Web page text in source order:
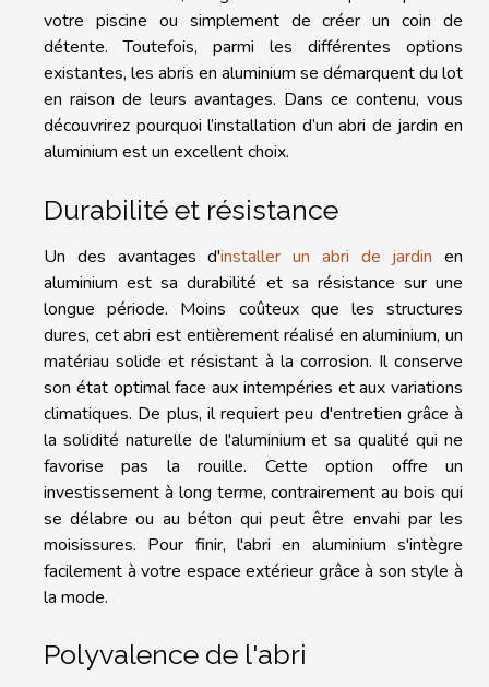
votre piscine ou simplement de créer un coin de
détente. Toutefois, parmi les différentes options
existantes, les abris en aluminium se démarquent du lot
en raison de leurs avantages. Dans ce contenu, vous
découvrirez pourquoi l’installation d’un abri de jardin en
aluminium est un excellent choix.
Durabilité et résistance
Un des avantages d'installer un abri de jardin en
aluminium est sa durabilité et sa résistance sur une
longue période. Moins coûteux que les structures
dures, cet abri est entièrement réalisé en aluminium, un
matériau solide et résistant à la corrosion. Il conserve
son état optimal face aux intempéries et aux variations
climatiques. De plus, il requiert peu d'entretien grâce à
la solidité naturelle de l'aluminium et sa qualité qui ne
favorise pas la rouille. Cette option offre un
investissement à long terme, contrairement au bois qui
se délabre ou au béton qui peut être envahi par les
moisissures. Pour finir, l'abri en aluminium s'intègre
facilement à votre espace extérieur grâce à son style à
la mode.
Polyvalence de l'abri